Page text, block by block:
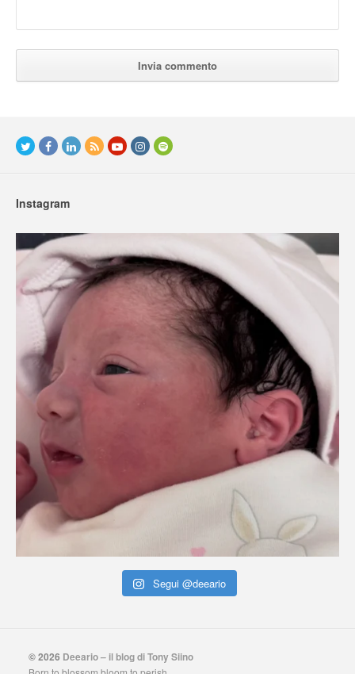
Instagram
Segui @deeario
© 2026 Deeario – il blog di Tony Siino